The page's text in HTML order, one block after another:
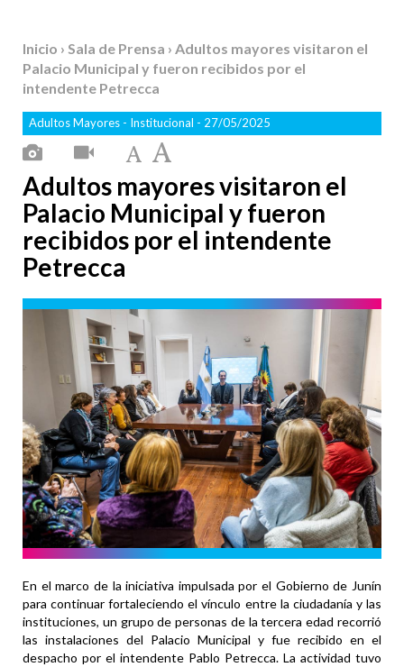
Inicio › Sala de Prensa › Adultos mayores visitaron el
Palacio Municipal y fueron recibidos por el
intendente Petrecca
Adultos Mayores - Institucional - 27/05/2025
Adultos mayores visitaron el
Palacio Municipal y fueron
recibidos por el intendente
Petrecca
En el marco de la iniciativa impulsada por el Gobierno de Junín
para continuar fortaleciendo el vínculo entre la ciudadanía y las
instituciones, un grupo de personas de la tercera edad recorrió
las instalaciones del Palacio Municipal y fue recibido en el
despacho por el intendente Pablo Petrecca. La actividad tuvo